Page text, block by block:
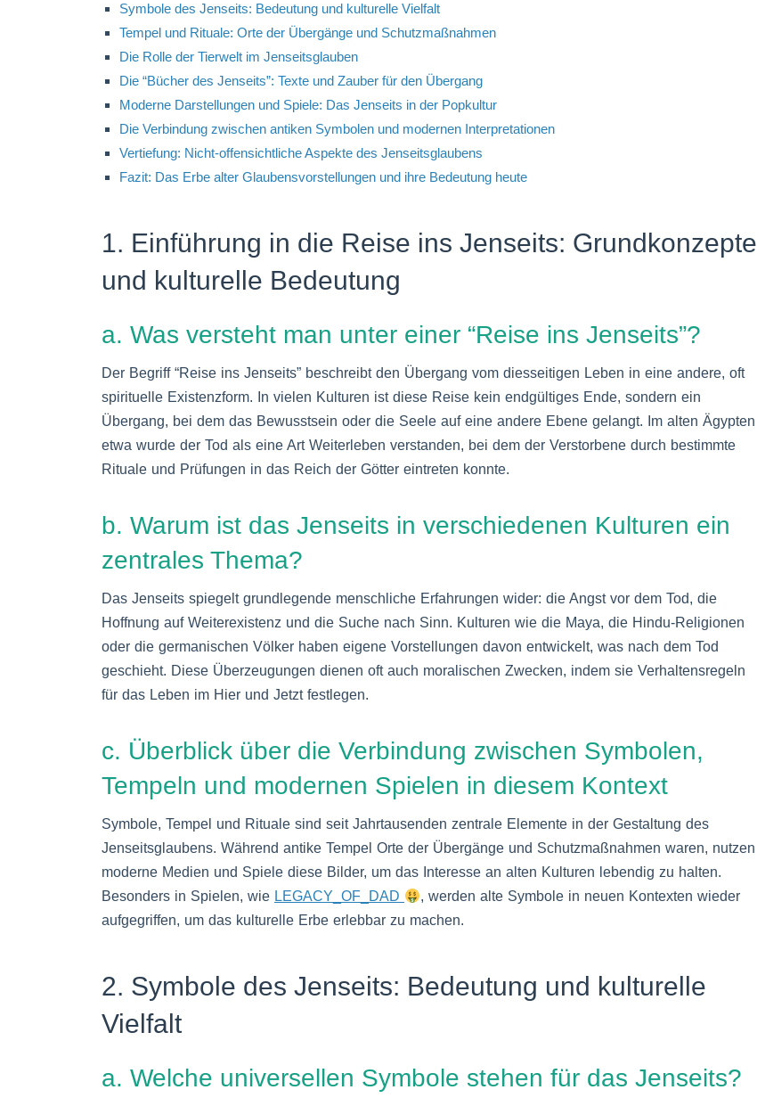
Symbole des Jenseits: Bedeutung und kulturelle Vielfalt
Tempel und Rituale: Orte der Übergänge und Schutzmaßnahmen
Die Rolle der Tierwelt im Jenseitsglauben
Die “Bücher des Jenseits”: Texte und Zauber für den Übergang
Moderne Darstellungen und Spiele: Das Jenseits in der Popkultur
Die Verbindung zwischen antiken Symbolen und modernen Interpretationen
Vertiefung: Nicht-offensichtliche Aspekte des Jenseitsglaubens
Fazit: Das Erbe alter Glaubensvorstellungen und ihre Bedeutung heute
1. Einführung in die Reise ins Jenseits: Grundkonzepte
und kulturelle Bedeutung
a. Was versteht man unter einer “Reise ins Jenseits”?
Der Begriff “Reise ins Jenseits” beschreibt den Übergang vom diesseitigen Leben in eine andere, oft
spirituelle Existenzform. In vielen Kulturen ist diese Reise kein endgültiges Ende, sondern ein
Übergang, bei dem das Bewusstsein oder die Seele auf eine andere Ebene gelangt. Im alten Ägypten
etwa wurde der Tod als eine Art Weiterleben verstanden, bei dem der Verstorbene durch bestimmte
Rituale und Prüfungen in das Reich der Götter eintreten konnte.
b. Warum ist das Jenseits in verschiedenen Kulturen ein
zentrales Thema?
Das Jenseits spiegelt grundlegende menschliche Erfahrungen wider: die Angst vor dem Tod, die
Hoffnung auf Weiterexistenz und die Suche nach Sinn. Kulturen wie die Maya, die Hindu-Religionen
oder die germanischen Völker haben eigene Vorstellungen davon entwickelt, was nach dem Tod
geschieht. Diese Überzeugungen dienen oft auch moralischen Zwecken, indem sie Verhaltensregeln
für das Leben im Hier und Jetzt festlegen.
c. Überblick über die Verbindung zwischen Symbolen,
Tempeln und modernen Spielen in diesem Kontext
Symbole, Tempel und Rituale sind seit Jahrtausenden zentrale Elemente in der Gestaltung des
Jenseitsglaubens. Während antike Tempel Orte der Übergänge und Schutzmaßnahmen waren, nutzen
moderne Medien und Spiele diese Bilder, um das Interesse an alten Kulturen lebendig zu halten.
Besonders in Spielen, wie LEGACY_OF_DAD
, werden alte Symbole in neuen Kontexten wieder
aufgegriffen, um das kulturelle Erbe erlebbar zu machen.
2. Symbole des Jenseits: Bedeutung und kulturelle
Vielfalt
a. Welche universellen Symbole stehen für das Jenseits?